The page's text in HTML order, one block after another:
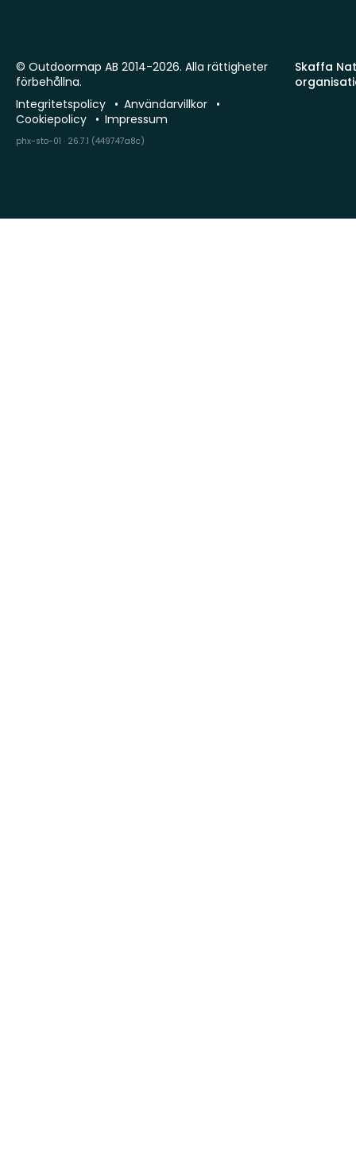
Skaffa
© Outdoormap AB 2014-2026. Alla rättigheter
förbehållna.
Integritetspolicy
Användarvillkor
Cookiepolicy
Impressum
phx-sto-01 · 26.7.1 (449747a8c)